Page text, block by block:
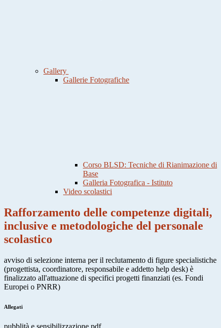
Gallery
Gallerie Fotografiche
Corso BLSD: Tecniche di Rianimazione di
Base
Galleria Fotografica - Istituto
Video scolastici
Rafforzamento delle competenze digitali,
inclusive e metodologiche del personale
scolastico
avviso di selezione interna per il reclutamento di figure specialistiche
(progettista, coordinatore, responsabile e addetto help desk) è
finalizzato all'attuazione di specifici progetti finanziati (es. Fondi
Europei o PNRR)
Allegati
pubblità e sensibilizzazione.pdf